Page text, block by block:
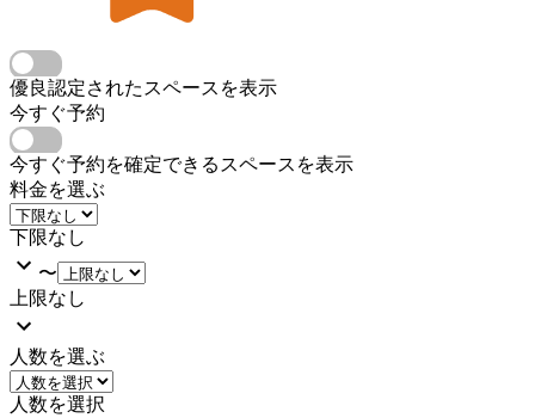
優良認定されたスペースを表示
今すぐ予約
今すぐ予約を確定できるスペースを表示
料金を選ぶ
下限なし
〜
上限なし
人数を選ぶ
人数を選択